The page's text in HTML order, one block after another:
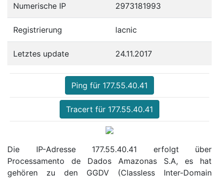
Numerische IP 2973181993
Registrierung lacnic
Letztes update 24.11.2017
Ping für 177.55.40.41
Tracert für 177.55.40.41
Die IP-Adresse 177.55.40.41 erfolgt über
Processamento de Dados Amazonas S.A, es hat
gehören zu den GGDV (Classless Inter-Domain